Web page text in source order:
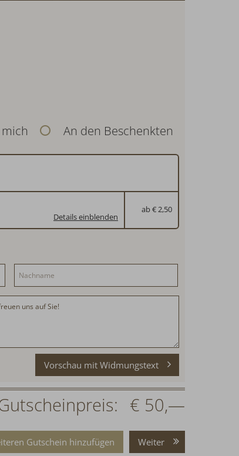
An den Beschenkten
ab € 2,50
Details einblenden
Vorschau mit Widmungstext
€ 50,—
Gutschein hinzufügen Weiter